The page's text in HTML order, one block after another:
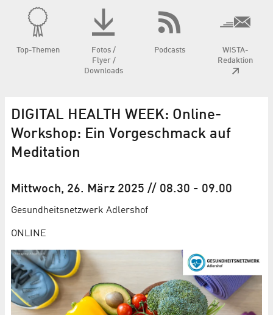
Top-Themen
Fotos /
Flyer /
Downloads
Podcasts
WISTA-
Redaktion
DIGITAL HEALTH WEEK: Online-
Workshop: Ein Vorgeschmack auf
Meditation
Mittwoch, 26. März 2025 // 08.30 - 09.00
Gesundheits­netzwerk Adlershof
ONLINE